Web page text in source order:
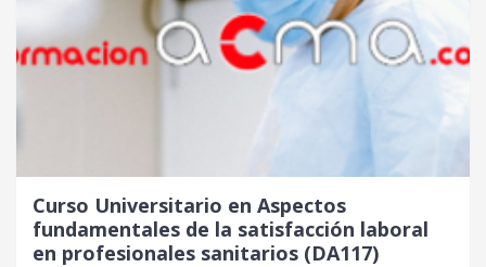
Curso Universitario en Aspectos
fundamentales de la satisfacción laboral
en profesionales sanitarios (DA117)